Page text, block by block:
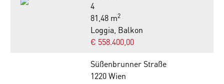
4
81,48 m2
Loggia, Balkon
€ 558.400,00
Süßenbrunner Straße
1220 Wien